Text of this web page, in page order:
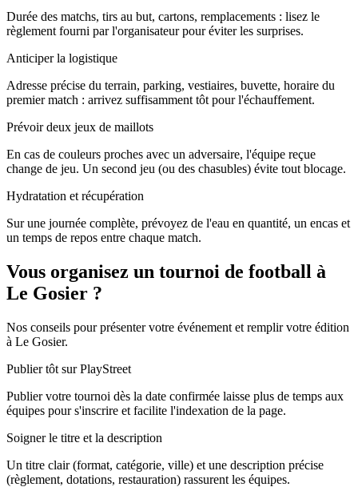
Durée des matchs, tirs au but, cartons, remplacements : lisez le
règlement fourni par l'organisateur pour éviter les surprises.
Anticiper la logistique
Adresse précise du terrain, parking, vestiaires, buvette, horaire du
premier match : arrivez suffisamment tôt pour l'échauffement.
Prévoir deux jeux de maillots
En cas de couleurs proches avec un adversaire, l'équipe reçue
change de jeu. Un second jeu (ou des chasubles) évite tout blocage.
Hydratation et récupération
Sur une journée complète, prévoyez de l'eau en quantité, un encas et
un temps de repos entre chaque match.
Vous organisez un tournoi de football à
Le Gosier ?
Nos conseils pour présenter votre événement et remplir votre édition
à Le Gosier.
Publier tôt sur PlayStreet
Publier votre tournoi dès la date confirmée laisse plus de temps aux
équipes pour s'inscrire et facilite l'indexation de la page.
Soigner le titre et la description
Un titre clair (format, catégorie, ville) et une description précise
(règlement, dotations, restauration) rassurent les équipes.